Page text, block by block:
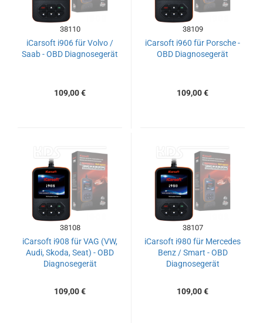
38110
iCarsoft i906 für Volvo /
Saab - OBD Diagnosegerät
109,00 €
38109
iCarsoft i960 für Porsche -
OBD Diagnosegerät
109,00 €
38108
iCarsoft i908 für VAG (VW,
Audi, Skoda, Seat) - OBD
Diagnosegerät
109,00 €
38107
iCarsoft i980 für Mercedes
Benz / Smart - OBD
Diagnosegerät
109,00 €